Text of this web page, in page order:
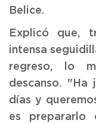
Belice.
Explicó que,
intensa
regreso, lo
descanso.
días y
es prepararlo